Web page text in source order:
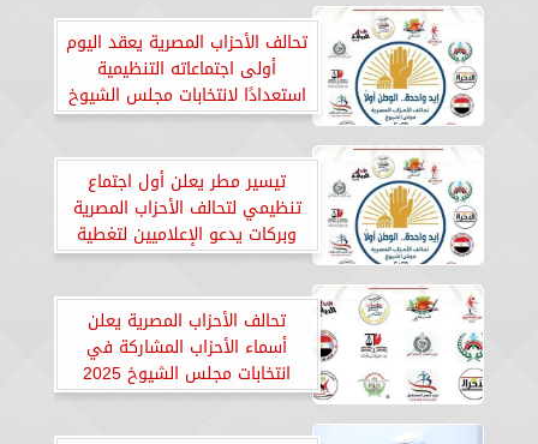
تحالف الأحزاب المصرية يعقد اليوم
أولى اجتماعاته التنظيمية
استعدادًا لانتخابات مجلس الشيوخ
2025
تيسير مطر يعلن أول اجتماع
تنظيمي لتحالف الأحزاب المصرية
وبركات يدعو الإعلاميين لتغطية
انتخابات الشيوخ 2025
تحالف الأحزاب المصرية يعلن
أسماء الأحزاب المشاركة في
انتخابات مجلس الشيوخ 2025